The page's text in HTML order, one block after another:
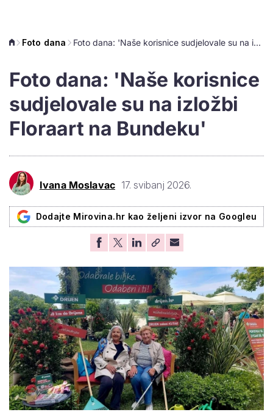
Foto dana Foto dana: 'Naše korisnice sudjelovale su na izložbi Floraart na Bundeku'
Foto dana: 'Naše korisnice
sudjelovale su na izložbi
Floraart na Bundeku'
Ivana Moslavac 17. svibanj 2026.
Dodajte Mirovina.hr kao željeni izvor na Googleu